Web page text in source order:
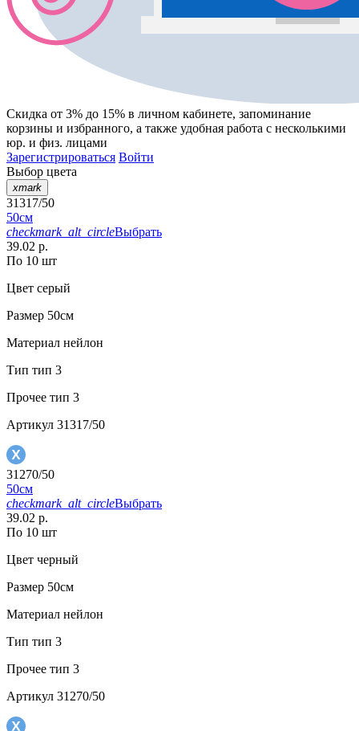
Скидка от 3% до 15% в личном кабинете, запоминание
корзины и избранного, а также удобная работа с несколькими
юр. и физ. лицами
Зарегистрироваться Войти
Выбор цвета
xmark
31317/50
50см
checkmark_alt_circleВыбрать
39.02 р.
По 10 шт
Цвет серый
Размер 50см
Материал нейлон
Тип тип 3
Прочее тип 3
Артикул 31317/50
31270/50
50см
checkmark_alt_circleВыбрать
39.02 р.
По 10 шт
Цвет черный
Размер 50см
Материал нейлон
Тип тип 3
Прочее тип 3
Артикул 31270/50